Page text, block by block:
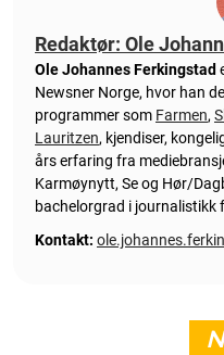
Redaktør: Ole
Ole Johannes Ferkingstad
Newsner Norge, hvor han
programmer som Farmen,
Lauritzen, kjendiser,
års erfaring fra
Karmøynytt, Se og Hør/
bachelorgrad i journalistikk
Kontakt: